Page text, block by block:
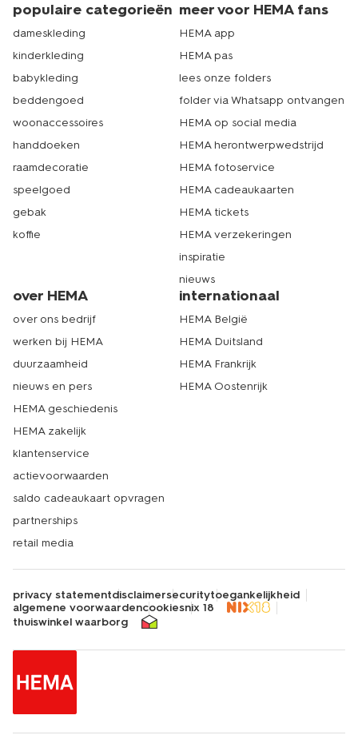
populaire categorieën
dameskleding
kinderkleding
babykleding
beddengoed
woonaccessoires
handdoeken
raamdecoratie
speelgoed
gebak
koffie
meer voor HEMA fans
HEMA app
HEMA pas
lees onze folders
folder via Whatsapp ontvangen
HEMA op social media
HEMA herontwerpwedstrijd
HEMA fotoservice
HEMA cadeaukaarten
HEMA tickets
HEMA verzekeringen
inspiratie
nieuws
over HEMA
over ons bedrijf
werken bij HEMA
duurzaamheid
nieuws en pers
HEMA geschiedenis
HEMA zakelijk
klantenservice
actievoorwaarden
saldo cadeaukaart opvragen
partnerships
retail media
internationaal
HEMA België
HEMA Duitsland
HEMA Frankrijk
HEMA Oostenrijk
privacy statementdisclaimersecuritytoegankelijkheid
algemene voorwaardencookiesnix 18
thuiswinkel waarborg